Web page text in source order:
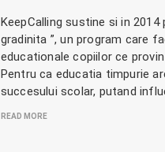
KeepCalling sustine si in 2014
gradinita ”, un program care
educationale copiilor ce
Pentru ca educatia timpurie
succesului scolar, putand
READ MORE